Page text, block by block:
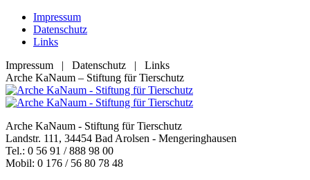
Zum
Inhalt
springen
Impressum
Datenschutz
Links
Impressum | Datenschutz | Links
Facebook
page
opens
new
window
YouTube
page
opens
new
window
RSS
page
opens
new
window
E-
Mail
page
in
new
window
Arche KaNaum – Stiftung für Tierschutz
Arche KaNaum - Stiftung für Tierschutz
Landstr. 111, 34454 Bad Arolsen - Mengeringhausen
Tel.: 0 56 91 / 888 98 00
Mobil: 0 176 / 56 80 78 48